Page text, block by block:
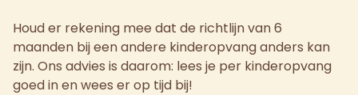
Houd er rekening mee dat de richtlijn van 6
maanden bij een andere kinderopvang anders kan
zijn. Ons advies is daarom: lees je per kinderopvang
goed in en wees er op tijd bij!